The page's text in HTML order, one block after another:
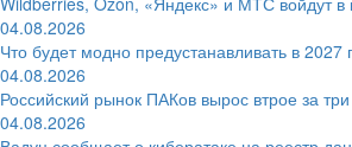
04.08.2026
Что будет модно предустанавливать в 2027
04.08.2026
Российский рынок ПАКов вырос втрое за три
04.08.2026